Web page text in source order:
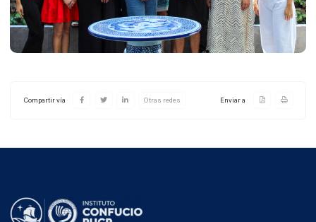
Compartir vía Otras redes Enviar a